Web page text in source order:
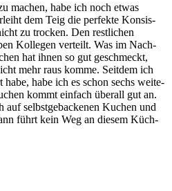
machen, habe ich noch etwas
dem Teig die per­fek­te Kon­sis­
zu tro­cken. Den rest­li­chen
Kol­le­gen ver­teilt. Was im Nach­
hat ihnen so gut geschmeckt,
mehr raus kom­me. Seit­dem ich
habe, habe ich es schon sechs wei­te­
kommt ein­fach über­all gut an.
auf selbst­ge­ba­cke­nen Kuchen und
führt kein Weg an die­sem Küch­